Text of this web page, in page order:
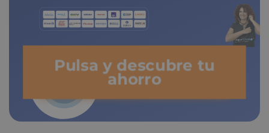
Pulsa y descubre tu
ahorro